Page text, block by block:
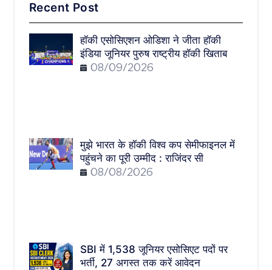
Recent Post
हॉकी एसोसिएशन ओडिशा ने जीता हॉकी
इंडिया जूनियर पुरुष राष्ट्रीय हॉकी खिताब
08/09/2026
मुझे भारत के हॉकी विश्व कप सेमीफाइनल में
पहुंचने का पूरी उम्मीद : राजिंदर सी
08/08/2026
SBI में 1,538 जूनियर एसोसिएट पदों पर
भर्ती, 27 अगस्त तक करें आवेदन